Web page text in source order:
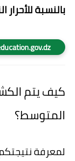
بالنسبة للأحرار
كيف يتم
المتوسط؟
لمعرفة